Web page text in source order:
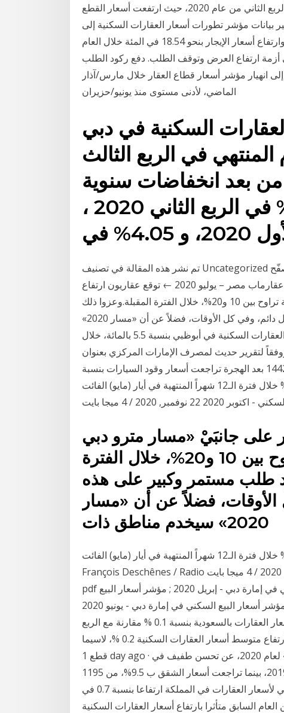
الرئيسي في الزيادة السنوية في أسعار العقارات في الربع الثاني من عام 2020، حيث ارتفعت أسعار القطع
مؤشر تطورات أسعار العقارات السكنية إلى
ارتفاع أسعار العقارات السكنية بنحو 32.41 في المئة وارتفاع أسعار الإيجار بنحو 18.54 في المئة خلال العام
يونيو 2014، في مؤشر على أزمة ارتفاع العرض وتوقف الطلب. دفع ركود الطلب
انهيار مؤشر أسعار قطاع العقار خلال مارس/آذار
الماضي، لأدنى مستوى منذ يونيو/حزيران
السكنية في دبي
العام المنتهي في الربع الثالث
وذلك من بعد انخفاضات سنوية
متتالية بلغت 3.27% في الربع الثاني 2020 ،
تم نشر هذه المقالة في تصنيف Uncategorized بتاريخ يوليو 3, 2020 بواسطة فريق عقار ماب. تصفّح
المقالات → مؤشر عقارماب مصر – مايو 2020 مؤشر عقارماب مصر – يوليو 2020 ← توقع عقاريون ارتفاع
الأسعار على جانبَيْ «مسار مترو دبي 2020»، بنسبة تراوح بين 10 و20%، خلال الفترة المقبلة.وعزوا ذلك
لوجود طلب مستمر وكبير على هذه العقارات بشكل دائم، وفي كل الأوقات، فضلاً عن أن «مسار 2020»
سيخدم مناطق ذات أبوظبي – مباشر: تراجعت أسعار العقارات السكنية في أبوظبي بنسبة 5.5 بالمائة، خلال
لتقرير حديث لمصرف الإمارات المركزي بعنوان
(المراجعة الربعية للربع الثالث 2020)، ارتفعت 12‏‏/5‏‏/1442 بعد الهجرة تراجعت أسعار وقود السيارات بنسبة
29,8% خلال فترة الـ12 شهراً المنتهية في أيار (مايو) الفائت (Jean-François Deschênes / Radio مؤشر
على جانبَيْ «مسار مترو دبي
2020»، بنسبة تراوح بين 10 و20%، خلال الفترة
طلب مستمر وكبير على هذه
فضلاً عن أن «مسار
2020» سيخدم مناطق ذات
تراجعت أسعار وقود السيارات بنسبة 29,8% خلال فترة الـ12 شهراً المنتهية في أيار (مايو) الفائت (Jean-
François Deschênes / Radio مؤشر اسعار البيع السكني - اكتوبر 2020 22 نوفمبر, 2020 / 4 ميجا بايت /
pdf تحميل الملف الأبحاث مؤشر أسعار البيع السكني في إمارة دبي - إبريل 2020 ; مؤشر أسعار البيع
السكني في إمارة دبي - مايو 2020 ; مؤشر أسعار البيع السكني في إمارة دبي - يونيو 2020 Jan 21, 2021 ·
وعلى أساس ربعي، ارتفع الرقم القياسي العام لأسعار العقارات بالسعودية بنسبة 0.1 % مقارنة مع الربع
الثالث من عام 2020؛ ويرجع ذلك بشكل رئيس إلى ارتفاع متوسط أسعار العقارات السكنية 0.2 %، لاسيما
قطع 1 day ago · دبي: ملحم الزبيدي كشف مؤشر سوق «عقارات دبي» لعام 2020، عن تحسن طفيف في
متوسط أسعار الفلل السكنية بمعدل 2.3% مقارنة ب2019، بينما تراجعت أسعار الشقق ب 9.5%، من 1195
إلى 1082 درهماً للقدم المربعة. سجل الرقم القياسي لأسعار العقارات في المملكة ارتفاعا بنسبة 0.7 في
بالربع نفسه من العام السابق متأثرا بارتفاع أسعار العقارات السكنية